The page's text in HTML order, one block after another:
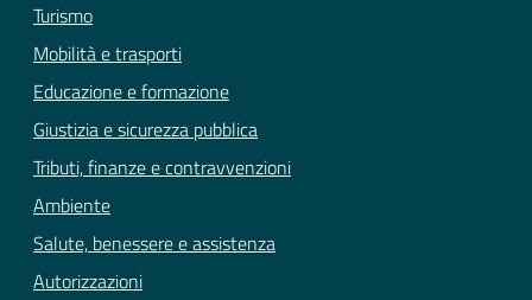
Turismo
Mobilità e trasporti
Educazione e formazione
Giustizia e sicurezza pubblica
Tributi, finanze e contravvenzioni
Ambiente
Salute, benessere e assistenza
Autorizzazioni